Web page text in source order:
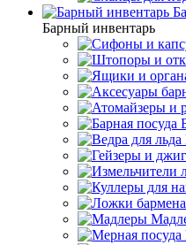
Барный инвентарь